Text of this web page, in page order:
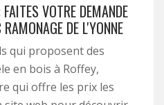
VOTRE DEMANDE
DE L'YONNE
qui proposent des
en bois à Roffey,
qui offre les prix les